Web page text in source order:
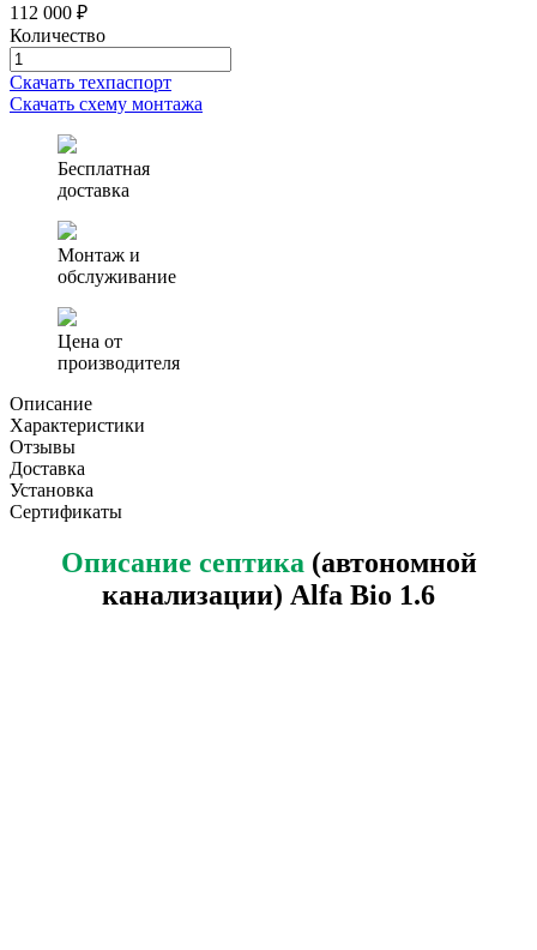
112 000 ₽
Количество
Количество
товара
Автономная
(септик)
Скачать техпаспорт
Скачать схему монтажа
Бесплатная
доставка
Монтаж и
обслуживание
Цена от
производителя
Описание
Характеристики
Отзывы
Доставка
Установка
Сертификаты
Описание септика (автономной
канализации) Alfa Bio 1.6